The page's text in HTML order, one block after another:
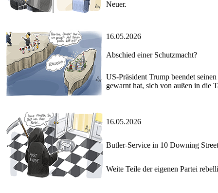
Neuer.
16.05.2026
Abschied einer Schutzmacht?
US-Präsident Trump beendet
gewarnt hat, sich von außen in die
16.05.2026
Butler-Service in 10 Downing Street
Weite Teile der eigenen Partei